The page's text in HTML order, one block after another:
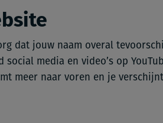
dat jouw naam overal
media en video’s op
meer naar voren en je